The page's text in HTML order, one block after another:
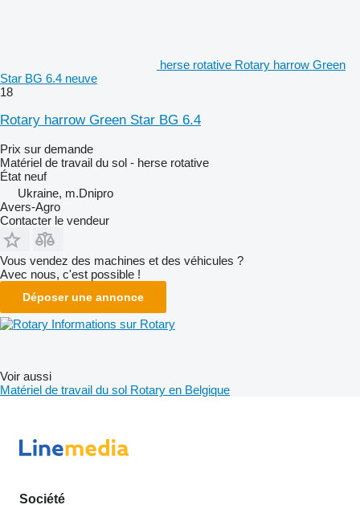
herse rotative Rotary harrow Green
Star BG 6.4 neuve
18
Rotary harrow Green Star BG 6.4
Prix sur demande
Matériel de travail du sol - herse rotative
État neuf
Ukraine, m.Dnipro
Avers-Agro
Contacter le vendeur
Vous vendez des machines et des véhicules ?
Avec nous, c'est possible !
Déposer une annonce
Informations sur Rotary
Voir aussi
Matériel de travail du sol Rotary en Belgique
Société